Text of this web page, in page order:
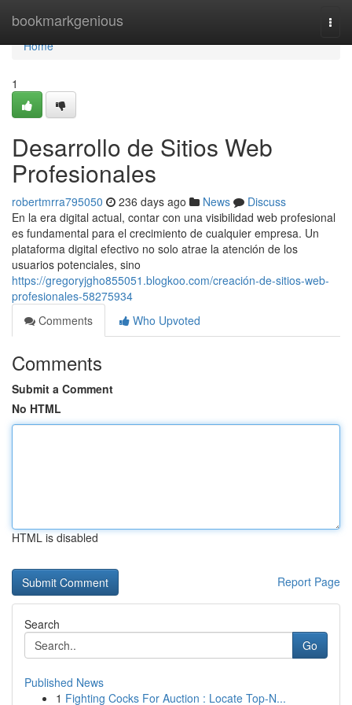
bookmarkgenious
Home
Home
1
Desarrollo de Sitios Web
Profesionales
robertmrra795050 236 days ago News
Discuss
En la era digital actual, contar con una visibilidad web profesional
es fundamental para el crecimiento de cualquier empresa. Un
plataforma digital efectivo no solo atrae la atención de los
usuarios potenciales, sino
https://gregoryjgho855051.blogkoo.com/creación-de-sitios-web-
profesionales-58275934
Comments
Who Upvoted
Comments
Submit a Comment
No HTML
HTML is disabled
Report Page
Search
Go
Published News
1 Fighting Cocks For Auction : Locate Top-N...